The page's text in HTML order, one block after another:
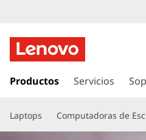
r
c
o
Productos Servicios
Laptops Computadoras de